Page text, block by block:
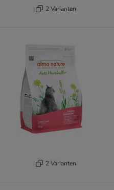
2 Varianten
2 Varianten